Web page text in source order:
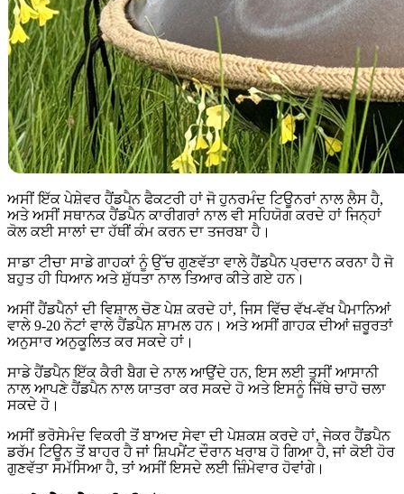
ਅਸੀਂ ਇੱਕ ਪੇਸ਼ੇਵਰ ਹੈਂਡਪੈਨ ਫੈਕਟਰੀ ਹਾਂ ਜੋ ਹੁਨਰਮੰਦ ਟਿਊਨਰਾਂ ਨਾਲ ਲੈਸ ਹੈ,
ਅਤੇ ਅਸੀਂ ਸਥਾਨਕ ਹੈਂਡਪੈਨ ਕਾਰੀਗਰਾਂ ਨਾਲ ਵੀ ਸਹਿਯੋਗ ਕਰਦੇ ਹਾਂ ਜਿਨ੍ਹਾਂ
ਕੋਲ ਕਈ ਸਾਲਾਂ ਦਾ ਹੱਥੀਂ ਕੰਮ ਕਰਨ ਦਾ ਤਜਰਬਾ ਹੈ।
ਸਾਡਾ ਟੀਚਾ ਸਾਡੇ ਗਾਹਕਾਂ ਨੂੰ ਉੱਚ ਗੁਣਵੱਤਾ ਵਾਲੇ ਹੈਂਡਪੈਨ ਪ੍ਰਦਾਨ ਕਰਨਾ ਹੈ ਜੋ
ਬਹੁਤ ਹੀ ਧਿਆਨ ਅਤੇ ਸ਼ੁੱਧਤਾ ਨਾਲ ਤਿਆਰ ਕੀਤੇ ਗਏ ਹਨ।
ਅਸੀਂ ਹੈਂਡਪੈਨਾਂ ਦੀ ਵਿਸ਼ਾਲ ਚੋਣ ਪੇਸ਼ ਕਰਦੇ ਹਾਂ, ਜਿਸ ਵਿੱਚ ਵੱਖ-ਵੱਖ ਪੈਮਾਨਿਆਂ
ਵਾਲੇ 9-20 ਨੋਟਾਂ ਵਾਲੇ ਹੈਂਡਪੈਨ ਸ਼ਾਮਲ ਹਨ। ਅਤੇ ਅਸੀਂ ਗਾਹਕ ਦੀਆਂ ਜ਼ਰੂਰਤਾਂ
ਅਨੁਸਾਰ ਅਨੁਕੂਲਿਤ ਕਰ ਸਕਦੇ ਹਾਂ।
ਸਾਡੇ ਹੈਂਡਪੈਨ ਇੱਕ ਕੈਰੀ ਬੈਗ ਦੇ ਨਾਲ ਆਉਂਦੇ ਹਨ, ਇਸ ਲਈ ਤੁਸੀਂ ਆਸਾਨੀ
ਨਾਲ ਆਪਣੇ ਹੈਂਡਪੈਨ ਨਾਲ ਯਾਤਰਾ ਕਰ ਸਕਦੇ ਹੋ ਅਤੇ ਇਸਨੂੰ ਜਿੱਥੇ ਚਾਹੋ ਚਲਾ
ਸਕਦੇ ਹੋ।
ਅਸੀਂ ਭਰੋਸੇਮੰਦ ਵਿਕਰੀ ਤੋਂ ਬਾਅਦ ਸੇਵਾ ਦੀ ਪੇਸ਼ਕਸ਼ ਕਰਦੇ ਹਾਂ, ਜੇਕਰ ਹੈਂਡਪੈਨ
ਡਰੱਮ ਟਿਊਨ ਤੋਂ ਬਾਹਰ ਹੈ ਜਾਂ ਸ਼ਿਪਮੈਂਟ ਦੌਰਾਨ ਖਰਾਬ ਹੋ ਗਿਆ ਹੈ, ਜਾਂ ਕੋਈ ਹੋਰ
ਗੁਣਵੱਤਾ ਸਮੱਸਿਆ ਹੈ, ਤਾਂ ਅਸੀਂ ਇਸਦੇ ਲਈ ਜ਼ਿੰਮੇਵਾਰ ਹੋਵਾਂਗੇ।